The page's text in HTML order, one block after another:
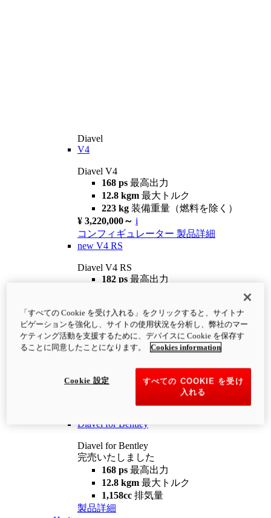
Diavel
V4
Diavel V4
168 ps 最高出力
12.8 kgm 最大トルク
223 kg 装備重量（燃料を除く）
¥ 3,220,000～ i
コンフィギュレーター 製品詳細
new V4 RS
Diavel V4 RS
182 ps 最高出力
¥4,400,000 i
コンフィギュレーター 製品詳細
newV4 RS 100
12.2 kgm
最大トルク
装備重量（燃料を除く）
Diavel for Bentley
Diavel for Bentley
完売いたしました
168 ps 最高出力
12.8 kgm 最大トルク
1,158cc 排気量
製品詳細
「すべての Cookie を受け入れる」をクリックすると、サイトナ
ビゲーションを強化し、サイトの使用状況を分析し、弊社のマー
ケティング活動を支援するために、デバイスに Cookie を保存す
ることに同意したことになります。
Cookies information
すべての COOKIE を受け
入れる
Cookie 設定